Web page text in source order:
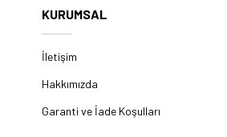
KURUMSAL
İletişim
Hakkımızda
Garanti ve İade Koşulları